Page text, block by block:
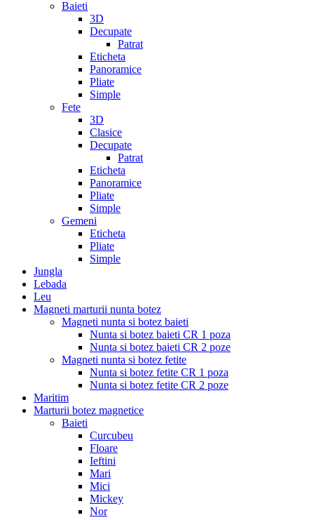
Baieti
3D
Decupate
Patrat
Eticheta
Panoramice
Pliate
Simple
Fete
3D
Clasice
Decupate
Patrat
Eticheta
Panoramice
Pliate
Simple
Gemeni
Eticheta
Pliate
Simple
Jungla
Lebada
Leu
Magneti marturii nunta botez
Magneti nunta si botez baieti
Nunta si botez baieti CR 1 poza
Nunta si botez baieti CR 2 poze
Magneti nunta si botez fetite
Nunta si botez fetite CR 1 poza
Nunta si botez fetite CR 2 poze
Maritim
Marturii botez magnetice
Baieti
Curcubeu
Floare
Ieftini
Mari
Mici
Mickey
Nor